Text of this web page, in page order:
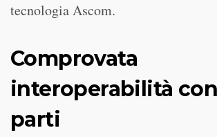
tecnologia Ascom.
Comprovata
interoperabilità
parti